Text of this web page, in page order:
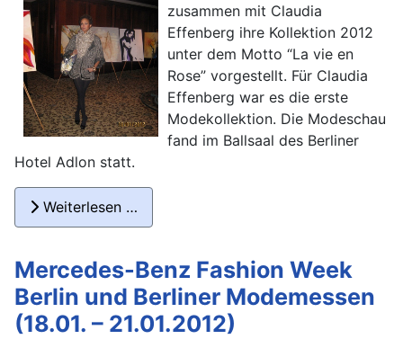
zusammen mit Claudia
Effenberg ihre Kollektion 2012
unter dem Motto “La vie en
Rose” vorgestellt. Für Claudia
Effenberg war es die erste
Modekollektion. Die Modeschau
fand im Ballsaal des Berliner
Hotel Adlon statt.
Weiterlesen …
Mercedes-Benz Fashion Week
Berlin und Berliner Modemessen
(18.01. – 21.01.2012)